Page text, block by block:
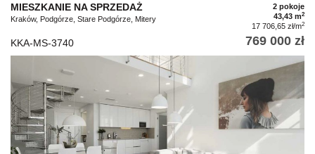
MIESZKANIE NA SPRZEDAŻ
Kraków, Podgórze, Stare Podgórze, Mitery
2 pokoje
43,43 m2
17 706,65 zł/m2
KKA-MS-3740 769 000 zł